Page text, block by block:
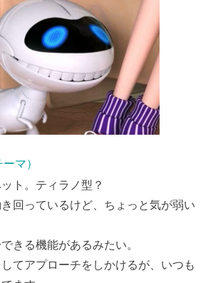
マ）
ト。ティラノ型？
回っているけど、ちょっと気が弱い
きる機能があるみたい。
てアプローチをしかけるが、いつも